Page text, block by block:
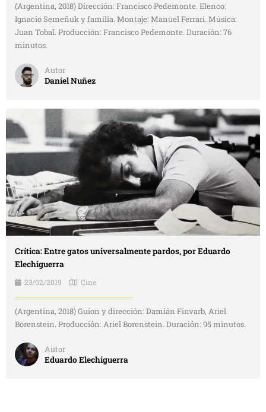
(Argentina, 2018) Dirección: Francisco Pedemonte. Elenco:
Ignacio Semeñuk y familia. Montaje: Manuel Ferrari. Música:
Juan Tobal. Producción: Francisco Pedemonte. Duración: 76
minutos.
Autor
Daniel Nuñez
Crítica: Entre gatos universalmente pardos, por Eduardo
Elechiguerra
23/02/2019 Cine
(Argentina, 2018) Guion y dirección: Damián Finvarb, Ariel
Borenstein. Producción: Ariel Borenstein. Duración: 95 minutos.
Autor
Eduardo Elechiguerra